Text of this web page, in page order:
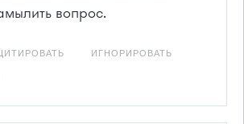
вопрос.
ИГНОРИРОВАТЬ